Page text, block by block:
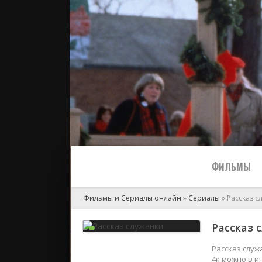
ФИЛЬМЫ
2024
Фильмы и Сериалы онлайн » Сериалы » Рассказ
Рассказ
Рассказ
4к можно в